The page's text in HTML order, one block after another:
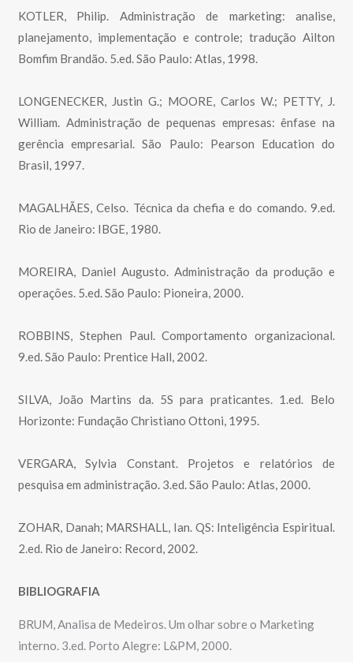
KOTLER, Philip. Administração de marketing: analise,
planejamento, implementação e controle; tradução Ailton
Bomfim Brandão. 5.ed. São Paulo: Atlas, 1998.
LONGENECKER, Justin G.; MOORE, Carlos W.; PETTY, J.
William. Administração de pequenas empresas: ênfase na
gerência empresarial. São Paulo: Pearson Education do
Brasil, 1997.
MAGALHÃES, Celso. Técnica da chefia e do comando. 9.ed.
Rio de Janeiro: IBGE, 1980.
MOREIRA, Daniel Augusto. Administração da produção e
operações. 5.ed. São Paulo: Pioneira, 2000.
ROBBINS, Stephen Paul. Comportamento organizacional.
9.ed. São Paulo: Prentice Hall, 2002.
SILVA, João Martins da. 5S para praticantes. 1.ed. Belo
Horizonte: Fundação Christiano Ottoni, 1995.
VERGARA, Sylvia Constant. Projetos e relatórios de
pesquisa em administração. 3.ed. São Paulo: Atlas, 2000.
ZOHAR, Danah; MARSHALL, Ian. QS: Inteligência Espiritual.
2.ed. Rio de Janeiro: Record, 2002.
BIBLIOGRAFIA
BRUM, Analisa de Medeiros. Um olhar sobre o Marketing
interno. 3.ed. Porto Alegre: L&PM, 2000.